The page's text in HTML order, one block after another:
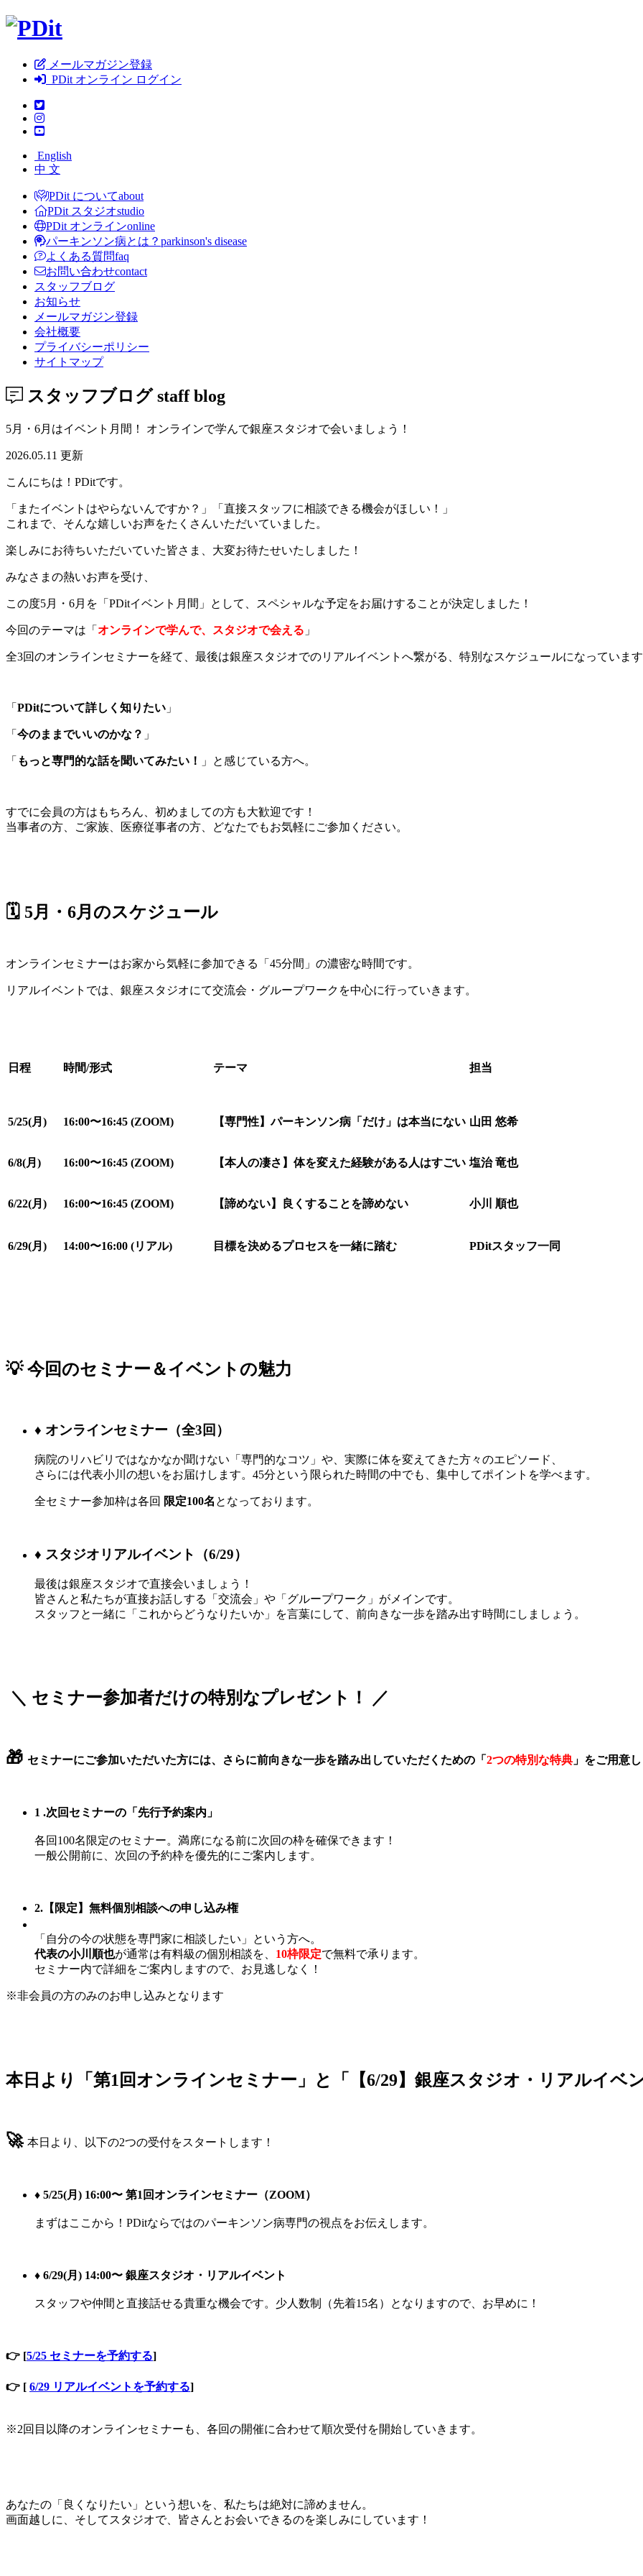
メールマガジン登録
PDit オンライン ログイン
English
中 文
PDit についてabout
PDit スタジオstudio
PDit オンラインonline
パーキンソン病とは？ parkinson's disease
よくある質問faq
お問い合わせcontact
スタッフブログ
お知らせ
メールマガジン登録
会社概要
プライバシーポリシー
サイトマップ
スタッフブログ staff blog
5月・6月はイベント月間！ オンラインで学んで銀座スタジオで会いましょう！
2026.05.11 更新
こんにちは！PDitです。
「またイベントはやらないんですか？」「直接スタッフに相談できる機会がほしい！」
これまで、そんな嬉しいお声をたくさんいただいていました。
楽しみにお待ちいただいていた皆さま、大変お待たせいたしました！
みなさまの熱いお声を受け、
この度5月・6月を「PDitイベント月間」として、スペシャルな予定をお届けすることが決定しました！
今回のテーマは「 オンラインで学んで、スタジオで会える 」
全3回のオンラインセミナーを経て、最後は銀座スタジオでのリアルイベントへ繋がる、特別なスケジュールになっていま
「 PDitについて詳しく知りたい 」
「 今のままでいいのかな？ 」
「 もっと専門的な話を聞いてみたい！ 」と感じている方へ。
すでに会員の方はもちろん、初めましての方も大歓迎です！
当事者の方、ご家族、医療従事者の方、どなたでもお気軽にご参加ください。
🗓️ 5月・6月のスケジュール
オンラインセミナーはお家から気軽に参加できる「45分間」の濃密な時間です。
リアルイベントでは、銀座スタジオにて交流会・グループワークを中心に行っていきます。
日程 時間/形式 テーマ 担当
5/25(月) 16:00〜16:45 (ZOOM) 【専門性】パーキンソン病「だけ」は本当にない 山田 悠希
6/8(月) 16:00〜16:45 (ZOOM) 【本人の凄さ】体を変えた経験がある人はすごい 塩治 竜也
6/22(月) 16:00〜16:45 (ZOOM) 【諦めない】良くすることを諦めない 小川 順也
6/29(月) 14:00〜16:00 (リアル) 目標を決めるプロセスを一緒に踏む PDitスタッフ一同
💡 今回のセミナー＆イベントの魅力
♦︎ オンラインセミナー（全3回）
病院のリハビリではなかなか聞けない「専門的なコツ」や、実際に体を変えてきた方々のエピソード、
さらには代表小川の想いをお届けします。45分という限られた時間の中でも、集中してポイントを学べます。
全セミナー参加枠は各回 限定100名 となっております。
♦︎ スタジオリアルイベント（6/29）
最後は銀座スタジオで直接会いましょう！
皆さんと私たちが直接お話しする「交流会」や「グループワーク」がメインです。
スタッフと一緒に「これからどうなりたいか」を言葉にして、前向きな一歩を踏み出す時間にしましょう。
＼ セミナー参加者だけの特別なプレゼント！ ／
🎁 セミナーにご参加いただいた方には、さらに前向きな一歩を踏み出していただくための「 2つの特別な特典 」をご用意
1 .次回セミナーの「先行予約案内」
各回100名限定のセミナー。満席になる前に次回の枠を確保できます！
一般公開前に、次回の予約枠を優先的にご案内します。
2.【限定】無料個別相談への申し込み権
「自分の今の状態を専門家に相談したい」という方へ。
代表の小川順也が通常は有料級の個別相談を、 10枠限定で無料で承ります。
セミナー内で詳細をご案内しますので、お見逃しなく！
※非会員の方のみのお申し込みとなります
本日より「第1回オンラインセミナー」と「【6/29】銀座スタジオ・リアルイベ
🚀 本日より、以下の2つの受付をスタートします！
♦︎ 5/25(月) 16:00〜 第1回オンラインセミナー（ZOOM）
まずはここから！PDitならではのパーキンソン病専門の視点をお伝えします。
♦︎ 6/29(月) 14:00〜 銀座スタジオ・リアルイベント
スタッフや仲間と直接話せる貴重な機会です。少人数制（先着15名）となりますので、お早めに！
👉 [5/25 セミナーを予約する]
👉 [ 6/29 リアルイベントを予約する]
※2回目以降のオンラインセミナーも、各回の開催に合わせて順次受付を開始していきます。
あなたの「良くなりたい」という想いを、私たちは絶対に諦めません。
画面越しに、そしてスタジオで、皆さんとお会いできるのを楽しみにしています！